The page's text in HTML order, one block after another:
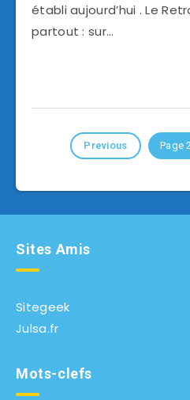
établi aujourd’hui . Le
partout : sur…
Previous Page
Sites Amis
Sitegeek
Julsa.fr
Mots-clefs